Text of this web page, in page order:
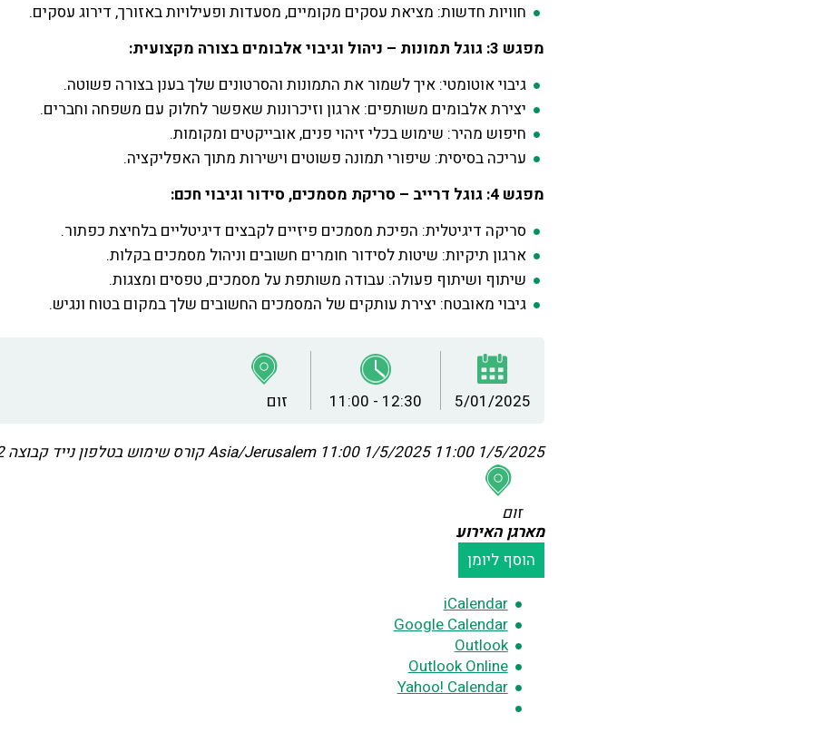
חוויות חדשות: מציאת עסקים מקומיים, מסעדות ופעילויות באזורך, דירוג עסקים.
מפגש 3: גוגל תמונות – ניהול וגיבוי אלבומים בצורה מקצועית:
גיבוי אוטומטי: איך לשמור את התמונות והסרטונים שלך בענן בצורה פשוטה.
יצירת אלבומים משותפים: ארגון וזיכרונות שאפשר לחלוק עם משפחה וחברים.
חיפוש מהיר: שימוש בכלי זיהוי פנים, אובייקטים ומקומות.
עריכה בסיסית: שיפורי תמונה פשוטים וישירות מתוך האפליקציה.
מפגש 4: גוגל דרייב – סריקת מסמכים, סידור וגיבוי חכם:
סריקה דיגיטלית: הפיכת מסמכים פיזיים לקבצים דיגיטליים בלחיצת כפתור.
ארגון תיקיות: שיטות לסידור חומרים חשובים וניהול מסמכים בקלות.
שיתוף ושיתוף פעולה: עבודה משותפת על מסמכים, טפסים ומצגות.
גיבוי מאובטח: יצירת עותקים של המסמכים החשובים שלך במקום בטוח ונגיש.
5/01/2025
11:00 - 12:30 זום
1/5/2025 11:00
1/5/2025 11:00
Asia/Jerusalemקורס שימוש בטלפון נייד קבוצה 2
זום
מארגן האירוע
הוסף ליומן
iCalendar
Google Calendar
Outlook
Outlook Online
Yahoo! Calendar